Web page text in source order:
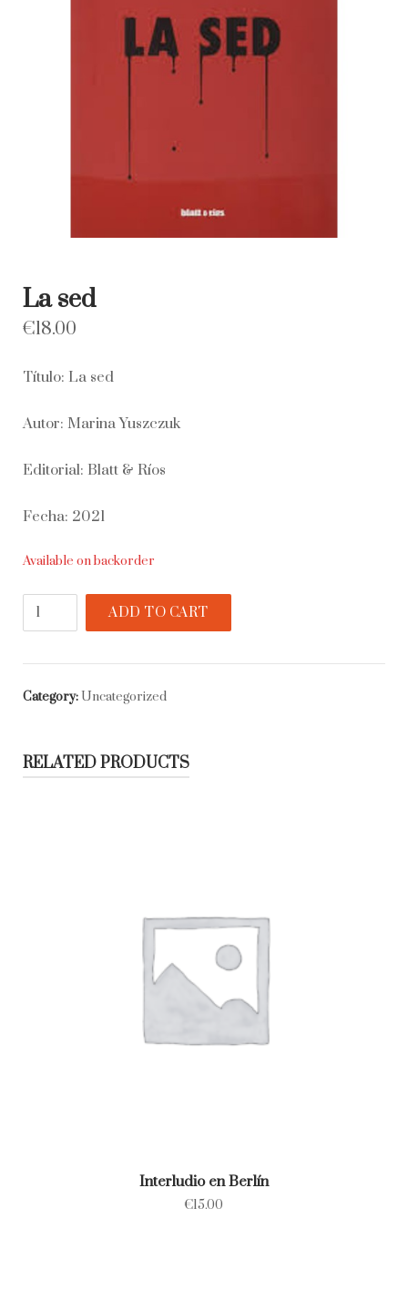
La sed
€18.00
Título: La sed
Autor: Marina Yuszczuk
Editorial: Blatt & Ríos
Fecha: 2021
Available on backorder
ADD TO CART
Category:Uncategorized
RELATED PRODUCTS
Interludio en Berlín
€15.00